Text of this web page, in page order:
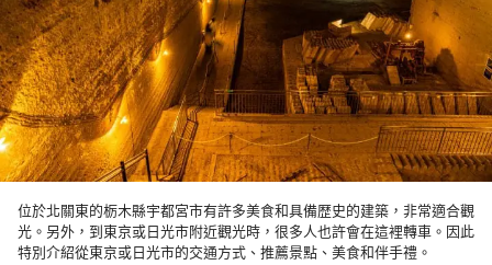
位於北關東的栃木縣宇都宮市有許多美食和具備歴史的建築，非常適合觀
光。另外，到東京或日光市附近觀光時，很多人也許會在這裡轉車。因此
特別介紹從東京或日光市的交通方式、推薦景點、美食和伴手禮。